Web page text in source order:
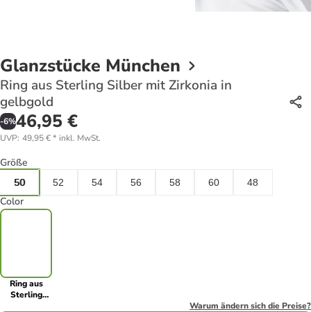
Glanzstücke München
Ring aus Sterling Silber mit Zirkonia in
gelbgold
-6%46,95 €
UVP: 49,95 €* inkl. MwSt.
Größe
50 52 54 56 58 60 48
Color
Ring aus
Sterling
Warum ändern sich die Preise?